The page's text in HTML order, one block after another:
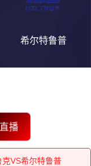
希尔特鲁普
播
VS希尔特鲁普
VS希尔特鲁普
VS希尔特鲁普